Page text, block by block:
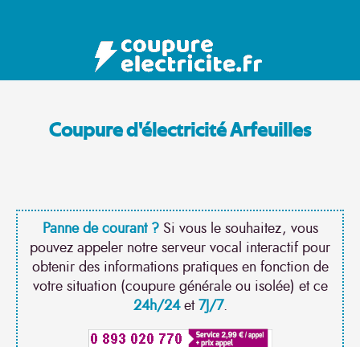
Coupure d'électricité Arfeuilles
Panne de courant ?Si vous le souhaitez, vous
pouvez appeler notre serveur vocal interactif pour
obtenir des informations pratiques en fonction de
votre situation (coupure générale ou isolée) et ce
24h/24et7J/7.